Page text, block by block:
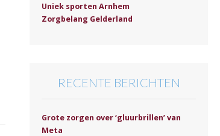
Uniek sporten Arnhem
Zorgbelang Gelderland
RECENTE BERICHTEN
Grote zorgen over ‘gluurbrillen’ van
Meta